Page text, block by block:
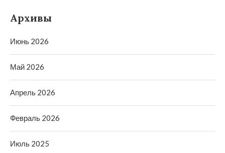
Архивы
Июнь 2026
Май 2026
Апрель 2026
Февраль 2026
Июль 2025